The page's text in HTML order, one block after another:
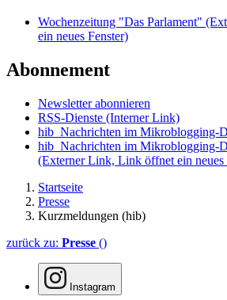
Wochenzeitung "Das Parlament"
ein neues Fenster)
Abonnement
Newsletter abonnieren
RSS-Dienste (Interner Link)
hib_Nachrichten im Mikroblogging-
hib_Nachrichten im Mikroblogging-
(Externer Link, Link öffnet ein neues
Startseite
Presse
Kurzmeldungen (hib)
zurück zu: Presse ()
Instagram